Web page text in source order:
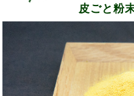
皮ごと粉